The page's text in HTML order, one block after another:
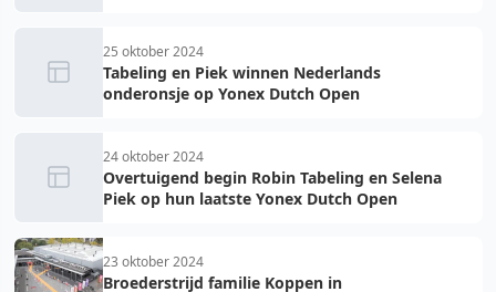
25 oktober 2024
Tabeling en Piek winnen Nederlands
onderonsje op Yonex Dutch Open
24 oktober 2024
Overtuigend begin Robin Tabeling en Selena
Piek op hun laatste Yonex Dutch Open
23 oktober 2024
Broederstrijd familie Koppen in